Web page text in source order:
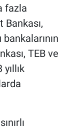
fazla
Bankası,
TEB ve